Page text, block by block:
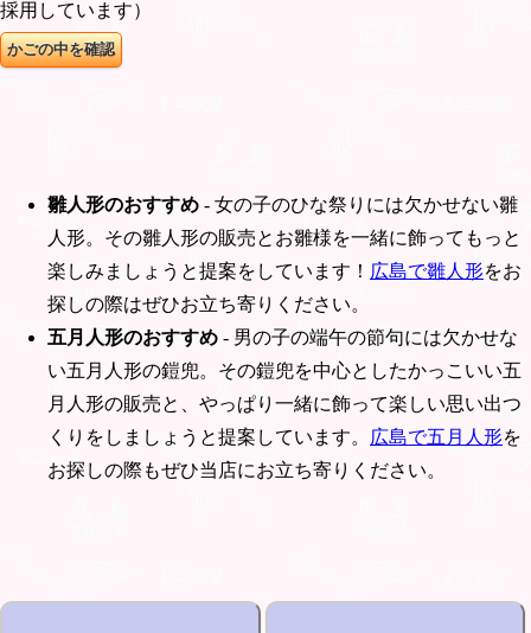
採用しています）
雛人形のおすすめ - 女の子のひな祭りには欠かせない雛
人形。その雛人形の販売とお雛様を一緒に飾ってもっと
楽しみましょうと提案をしています！ 広島で雛人形をお
探しの際はぜひお立ち寄りください。
五月人形のおすすめ - 男の子の端午の節句には欠かせな
い五月人形の鎧兜。その鎧兜を中心としたかっこいい五
月人形の販売と、やっぱり一緒に飾って楽しい思い出つ
くりをしましょうと提案しています。
広島で五月人形を
お探しの際もぜひ当店にお立ち寄りください。